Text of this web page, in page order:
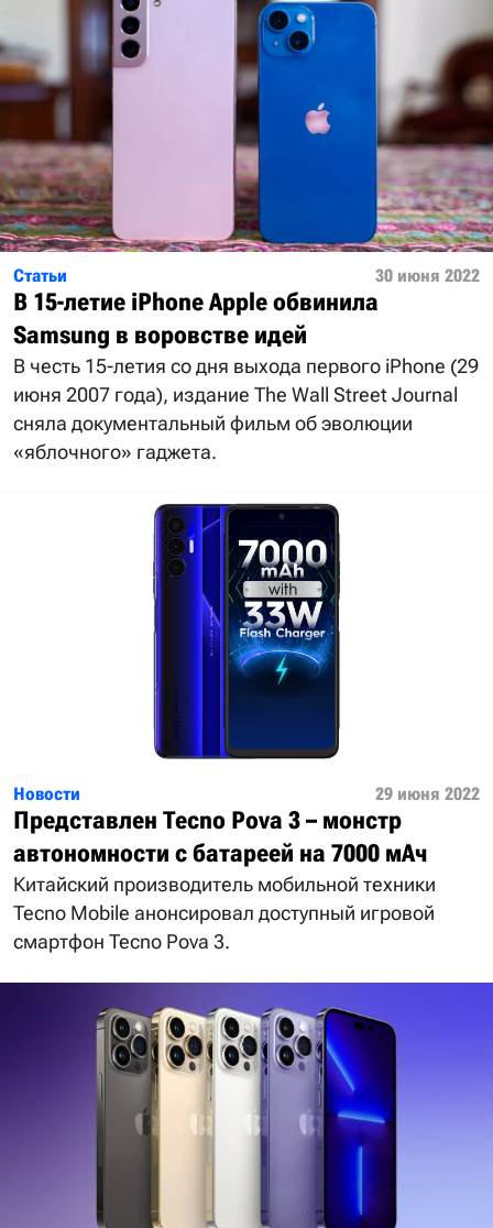
Статьи 30 июня 2022
В 15-летие iPhone Apple обвинила
Samsung в воровстве идей
В честь 15-летия со дня выхода первого iPhone (29
июня 2007 года), издание The Wall Street Journal
сняла документальный фильм об эволюции
«яблочного» гаджета.
Новости 29 июня 2022
Представлен Tecno Pova 3 – монстр
автономности с батареей на 7000 мАч
Китайский производитель мобильной техники
Tecno Mobile анонсировал доступный игровой
смартфон Tecno Pova 3.